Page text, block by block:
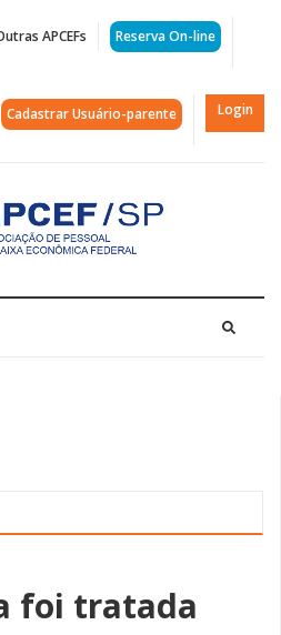
APCEFs Reserva On-line
Cadastrar Usuário-parente Login
foi tratada